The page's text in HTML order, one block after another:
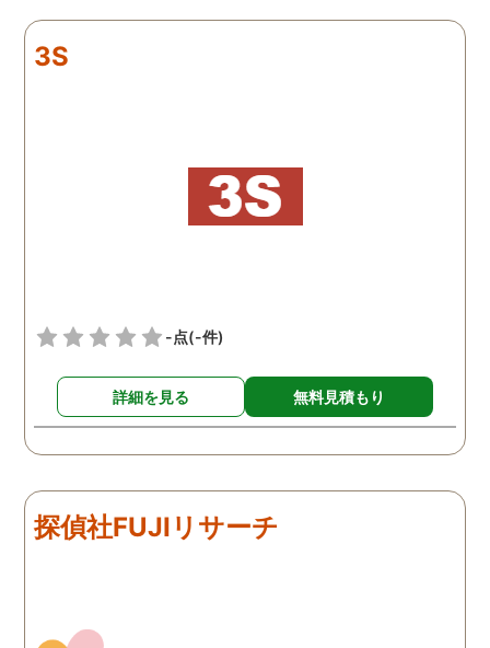
丁寧で報告内容もわかりや
く、むしろ期待以上に細
3S
-点(-件)
詳細を見る 無料見積もり
探偵社FUJIリサーチ